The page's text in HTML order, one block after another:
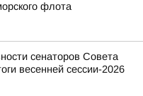
флота
сенаторов Совета
весенней сессии-2026